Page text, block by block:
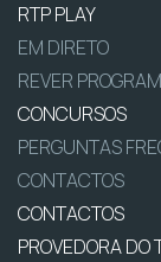
RTP PLAY
EM DIRETO
REVER
CONCURSOS
PERGUNTAS
CONTACTOS
CONTACTOS
PROVEDORA DO